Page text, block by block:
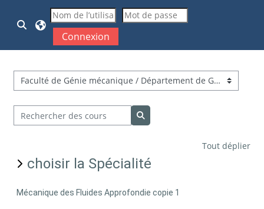
Passer au contenu principal
Activer/désactiver la saisie de recherche
Connexion
Catégories de cours
Rechercher des cours
Rechercher des cours
Tout déplier
choisir la Spécialité
Mécanique des Fluides Approfondie copie 1